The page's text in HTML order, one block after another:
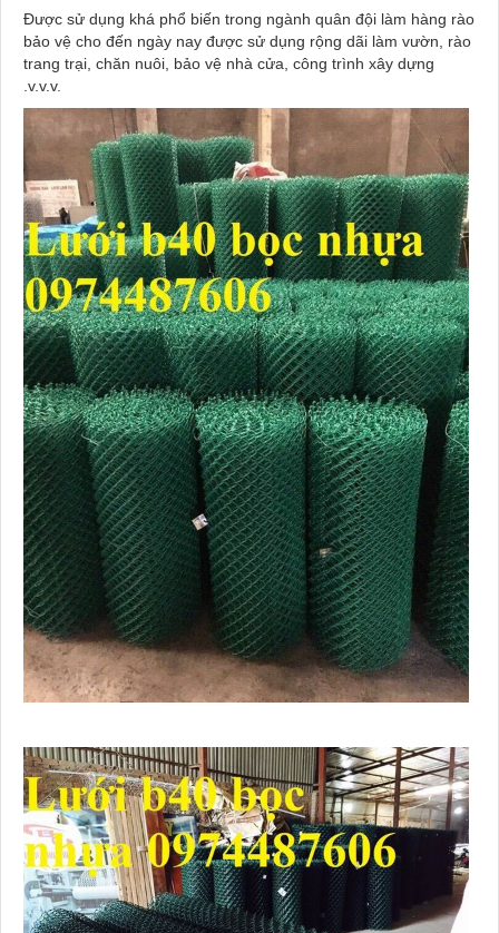
Được sử dụng khá phổ biến trong ngành quân đội làm hàng rào
bảo vệ cho đến ngày nay được sử dụng rộng dãi làm vườn, rào
trang trại, chăn nuôi, bảo vệ nhà cửa, công trình xây dựng
.v.v.v.